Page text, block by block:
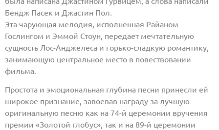
Бендж Пасек и Джастин Пол.
Эта чарующая мелодия, исполненная Райаном
Гослингом и Эммой Стоун, передает мечтательную
сущность Лос-Анджелеса и горько-сладкую романтику,
занимающую центральное место в повествовании
фильма.
Простота и эмоциональная глубина песни принесли ей
широкое признание, завоевав награду за лучшую
оригинальную песню как на 74-й церемонии вручения
премии «Золотой глобус», так и на 89-й церемонии